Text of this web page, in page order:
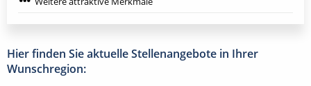
Hier finden Sie aktuelle Stellenangebote in Ihrer
Wunschregion: